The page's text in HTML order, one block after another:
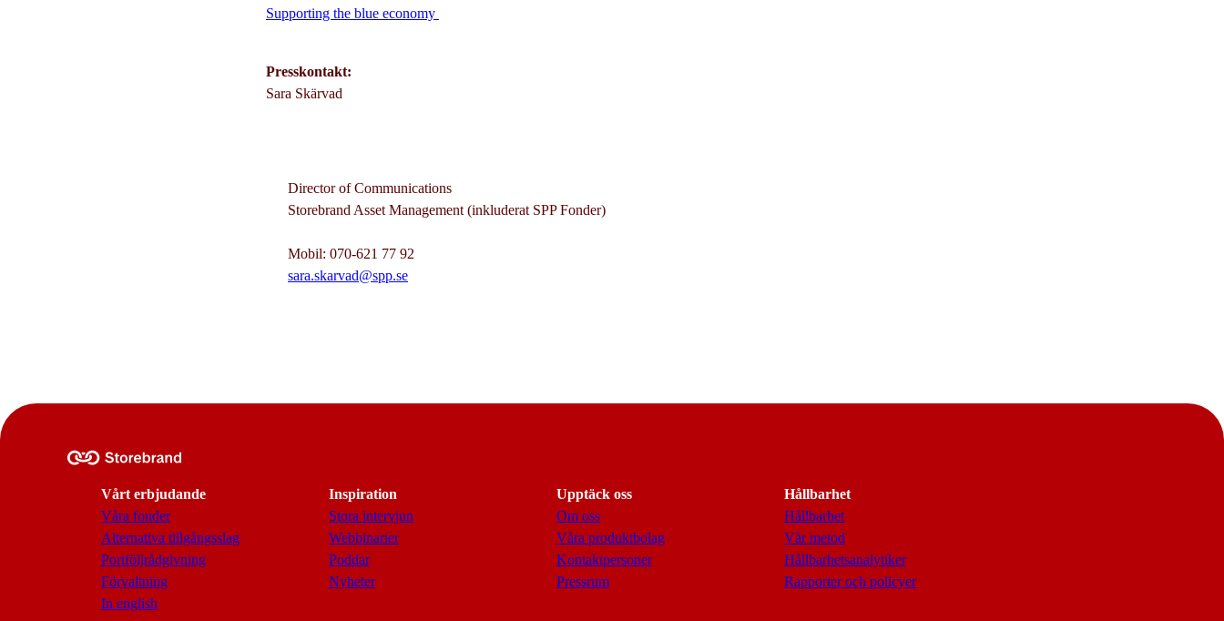
Supporting the blue economy
Presskontakt:
Sara Skärvad
Director of Communications
Storebrand Asset Management (inkluderat SPP Fonder)
Mobil: 070-621 77 92
sara.skarvad@spp.se
Vårt erbjudande
Våra fonder
Alternativa tillgångsslag
Portföljrådgivning
Förvaltning
In english
Inspiration
Stora intervjun
Webbinarier
Poddar
Nyheter
Upptäck oss
Om oss
Våra produktbolag
Kontaktpersoner
Pressrum
Hållbarhet
Hållbarhet
Vår metod
Hållbarhetsanalytiker
Rapporter och policyer